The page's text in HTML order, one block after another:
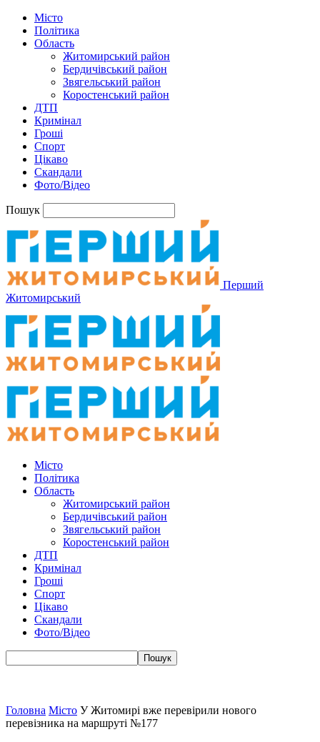
Місто
Політика
Область
Житомирський район
Бердичівський район
Звягельський район
Коростенський район
ДТП
Кримінал
Гроші
Спорт
Цікаво
Скандали
Фото/Відео
Пошук
Перший
Житомирський
Місто
Політика
Область
Житомирський район
Бердичівський район
Звягельський район
Коростенський район
ДТП
Кримінал
Гроші
Спорт
Цікаво
Скандали
Фото/Відео
Головна Місто У Житомирі вже перевірили нового
перевізника на маршруті №177